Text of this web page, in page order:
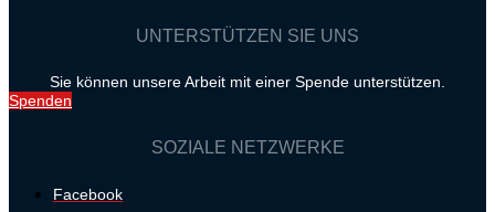
UNTERSTÜTZEN SIE UNS
Sie können unsere Arbeit mit einer Spende unterstützen.
Spenden
SOZIALE NETZWERKE
Facebook